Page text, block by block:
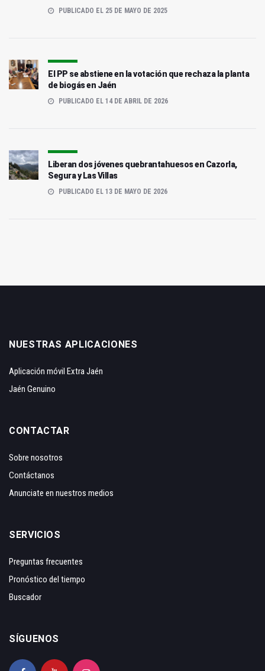
PUBLICADO EL 25 DE MAYO DE 2025
El PP se abstiene en la votación que rechaza la planta
de biogás en Jaén
PUBLICADO EL 14 DE ABRIL DE 2026
Liberan dos jóvenes quebrantahuesos en Cazorla,
Segura y Las Villas
PUBLICADO EL 13 DE MAYO DE 2026
NUESTRAS APLICACIONES
Aplicación móvil Extra Jaén
Jaén Genuino
CONTACTAR
Sobre nosotros
Contáctanos
Anunciate en nuestros medios
SERVICIOS
Preguntas frecuentes
Pronóstico del tiempo
Buscador
SÍGUENOS